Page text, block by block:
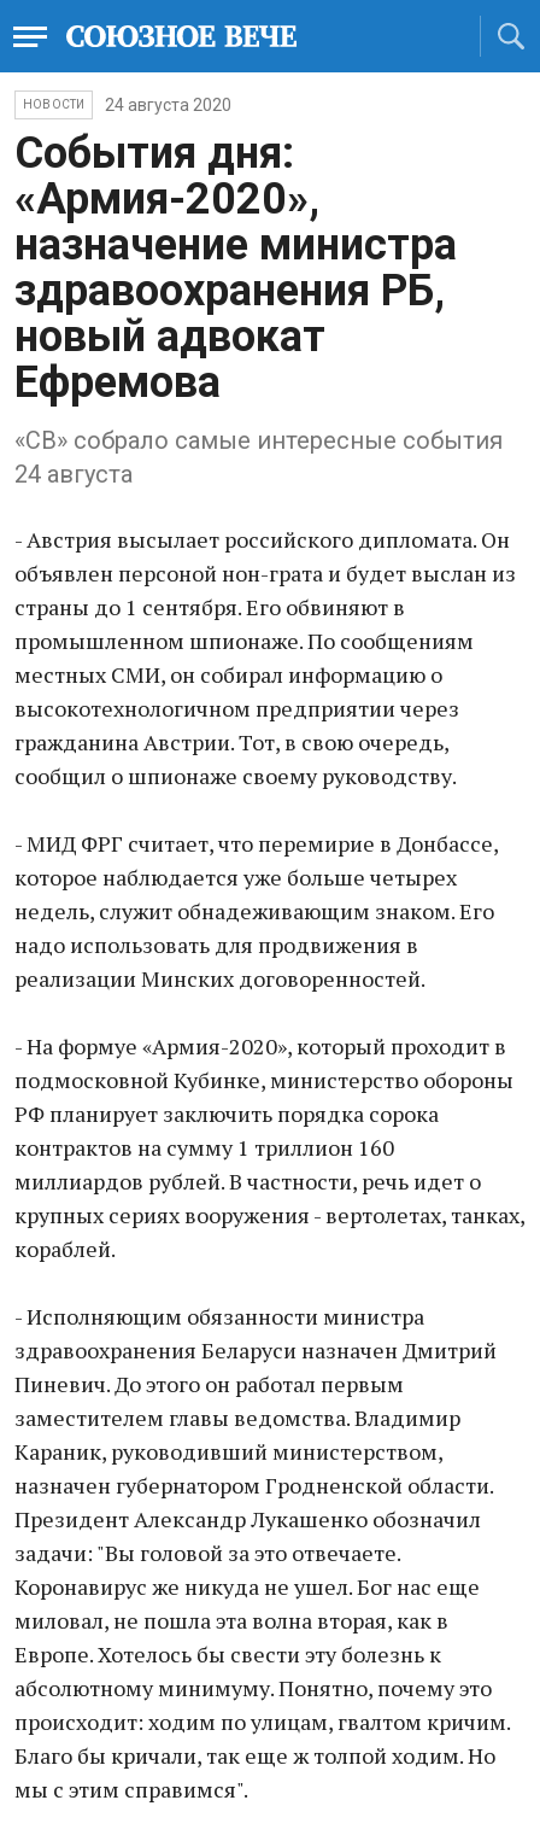
НОВОСТИ 24 августа 2020
События дня:
«Армия-2020»,
назначение министра
здравоохранения РБ,
новый адвокат
Ефремова
«СВ» собрало самые интересные события
24 августа
- Австрия высылает российского дипломата. Он
объявлен персоной нон-грата и будет выслан из
страны до 1 сентября. Его обвиняют в
промышленном шпионаже. По сообщениям
местных СМИ, он собирал информацию о
высокотехнологичном предприятии через
гражданина Австрии. Тот, в свою очередь,
сообщил о шпионаже своему руководству.
- МИД ФРГ считает, что перемирие в Донбассе,
которое наблюдается уже больше четырех
недель, служит обнадеживающим знаком. Его
надо использовать для продвижения в
реализации Минских договоренностей.
- На формуе «Армия-2020», который проходит в
подмосковной Кубинке, министерство обороны
РФ планирует заключить порядка сорока
контрактов на сумму 1 триллион 160
миллиардов рублей. В частности, речь идет о
крупных сериях вооружения - вертолетах, танках,
кораблей.
- Исполняющим обязанности министра
здравоохранения Беларуси назначен Дмитрий
Пиневич. До этого он работал первым
заместителем главы ведомства. Владимир
Караник, руководивший министерством,
назначен губернатором Гродненской области.
Президент Александр Лукашенко обозначил
задачи: "Вы головой за это отвечаете.
Коронавирус же никуда не ушел. Бог нас еще
миловал, не пошла эта волна вторая, как в
Европе. Хотелось бы свести эту болезнь к
абсолютному минимуму. Понятно, почему это
происходит: ходим по улицам, гвалтом кричим.
Благо бы кричали, так еще ж толпой ходим. Но
мы с этим справимся".